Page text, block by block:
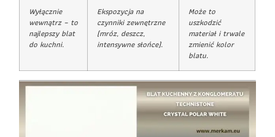
Wyłącznie
wewnątrz – to
najlepszy blat
do kuchni.
Ekspozycja na
czynniki zewnętrzne
(mróz, deszcz,
intensywne słońce).
Może to
uszkodzić
materiał i trwale
zmienić kolor
blatu.